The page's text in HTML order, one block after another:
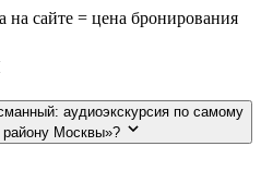
на сайте = цена бронирования
аудиоэкскурсия по самому
району Москвы»?